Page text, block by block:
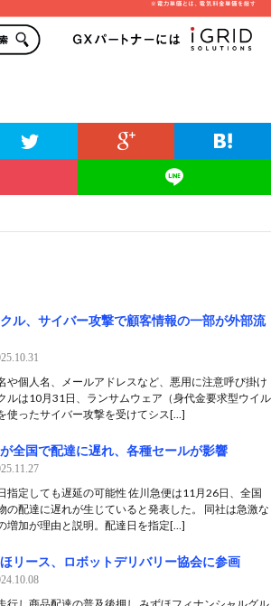
ル、サイバー攻撃で顧客情報の一部が外部流
や個人名、メールアドレスなど、悪用に注意呼び掛け
ルは10月31日、ランサムウェア（身代金要求型ウイル
使ったサイバー攻撃を受けてシス[…]
全国で配達に遅れ、各種セールが影響
指定しても遅延の可能性 佐川急便は11月26日、全国
の配達に遅れが生じていると発表した。 同社は急激な
増加が理由と説明。配達日を指定[…]
リース、ロボットデリバリー協会に参画